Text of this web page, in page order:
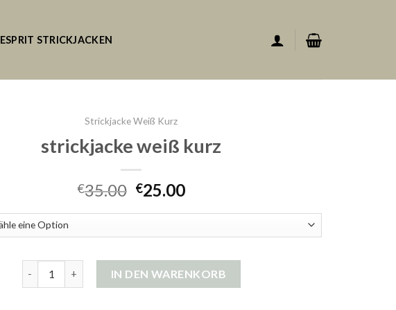
ESPRIT STRICKJACKEN
Strickjacke Weiß Kurz
strickjacke weiß kurz
€35.00 €25.00
IN DEN WARENKORB